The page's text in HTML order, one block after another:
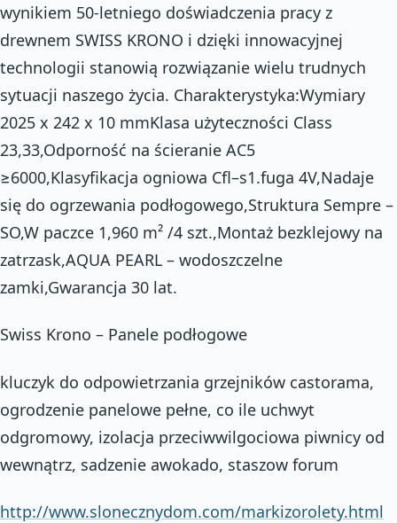
wynikiem 50-letniego doświadczenia pracy z
drewnem SWISS KRONO i dzięki innowacyjnej
technologii stanowią rozwiązanie wielu trudnych
sytuacji naszego życia. Charakterystyka:Wymiary
2025 x 242 x 10 mmKlasa użyteczności Class
23,33,Odporność na ścieranie AC5
≥6000,Klasyfikacja ogniowa Cfl–s1.fuga 4V,Nadaje
się do ogrzewania podłogowego,Struktura Sempre –
SO,W paczce 1,960 m² /4 szt.,Montaż bezklejowy na
zatrzask,AQUA PEARL – wodoszczelne
zamki,Gwarancja 30 lat.
Swiss Krono – Panele podłogowe
kluczyk do odpowietrzania grzejników castorama,
ogrodzenie panelowe pełne, co ile uchwyt
odgromowy, izolacja przeciwwilgociowa piwnicy od
wewnątrz, sadzenie awokado, staszow forum
http://www.slonecznydom.com/markizorolety.html